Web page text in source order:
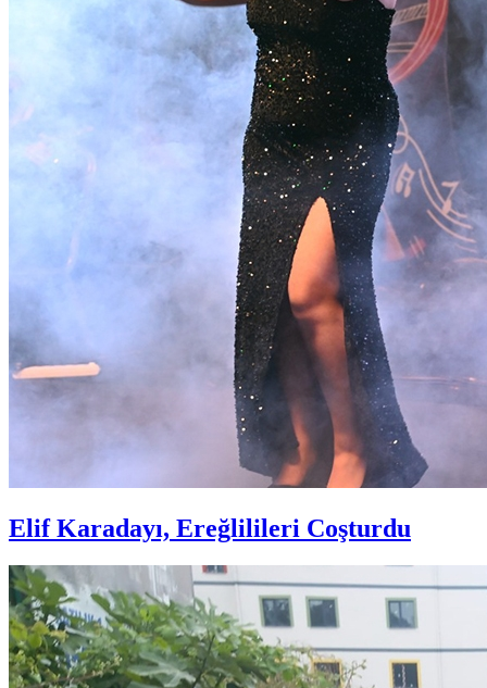
Elif Karadayı, Ereğlilileri Coşturdu